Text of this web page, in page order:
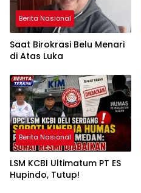
Berita Nasional
Saat Birokrasi Belu Menari
di Atas Luka
Berita Nasional
LSM KCBI Ultimatum PT ES
Hupindo, Tutup!